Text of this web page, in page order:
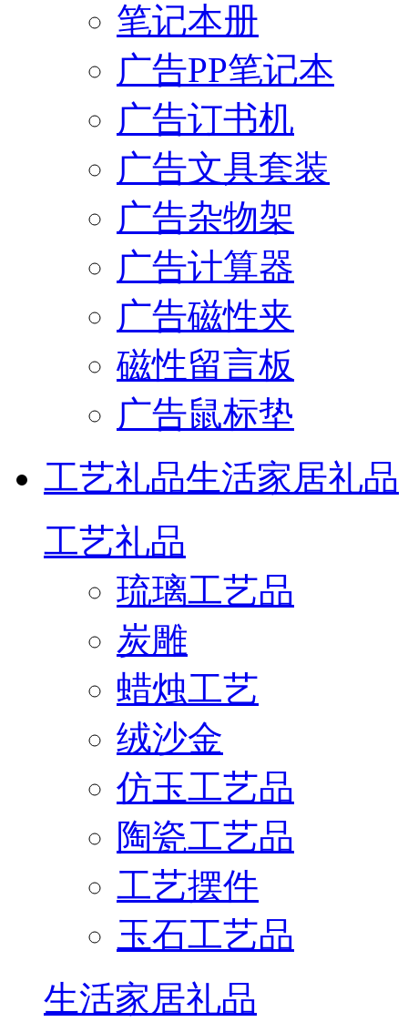
笔记本册
广告PP笔记本
广告订书机
广告文具套装
广告杂物架
广告计算器
广告磁性夹
磁性留言板
广告鼠标垫
工艺礼品生活家居礼品
工艺礼品
琉璃工艺品
炭雕
蜡烛工艺
绒沙金
仿玉工艺品
陶瓷工艺品
工艺摆件
玉石工艺品
生活家居礼品